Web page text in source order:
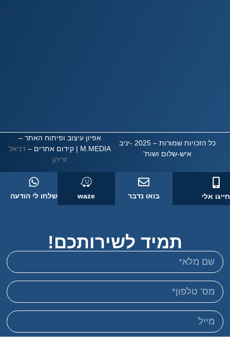
כל הזכויות שמורות – 2025 -יניב
איש-שלום ושות'
אפיון עיצוב ופיתוח האתר –
M.MEDIA| קידום אתרים –דניאל
זריהן
אלי בואו נדבר waze שלחו לי הודעה
תמיד לשירותכם!